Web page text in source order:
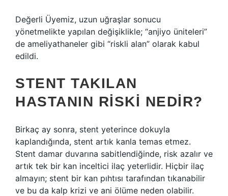
Değerli Üyemiz, uzun uğraşlar sonucu
yönetmelikte yapılan değişiklikle; “anjiyo üniteleri”
de ameliyathaneler gibi “riskli alan” olarak kabul
edildi.
STENT TAKILAN
HASTANIN RISKI NEDIR?
Birkaç ay sonra, stent yeterince dokuyla
kaplandığında, stent artık kanla temas etmez.
Stent damar duvarına sabitlendiğinde, risk azalır ve
artık tek bir kan inceltici ilaç yeterlidir. Hiçbir ilaç
almayın; stent bir kan pıhtısı tarafından tıkanabilir
ve bu da kalp krizi ve ani ölüme neden olabilir.